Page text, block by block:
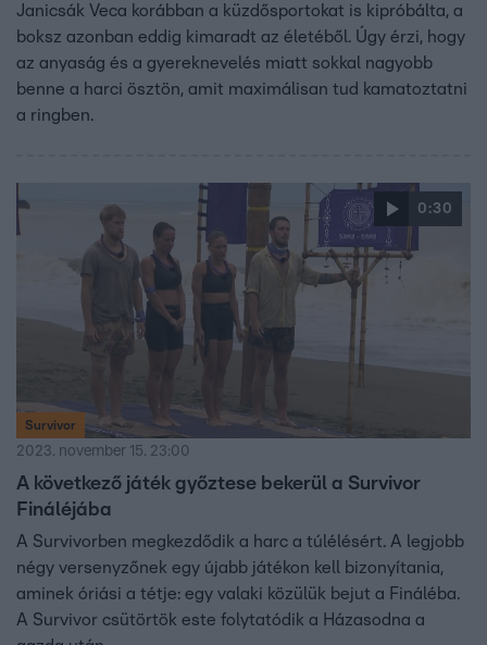
Janicsák Veca korábban a küzdősportokat is kipróbálta, a
boksz azonban eddig kimaradt az életéből. Úgy érzi, hogy
az anyaság és a gyereknevelés miatt sokkal nagyobb
benne a harci ösztön, amit maximálisan tud kamatoztatni
a ringben.
0:30
Survivor
2023. november 15. 23:00
A következő játék győztese bekerül a Survivor
Fináléjába
A Survivorben megkezdődik a harc a túlélésért. A legjobb
négy versenyzőnek egy újabb játékon kell bizonyítania,
aminek óriási a tétje: egy valaki közülük bejut a Fináléba.
A Survivor csütörtök este folytatódik a Házasodna a